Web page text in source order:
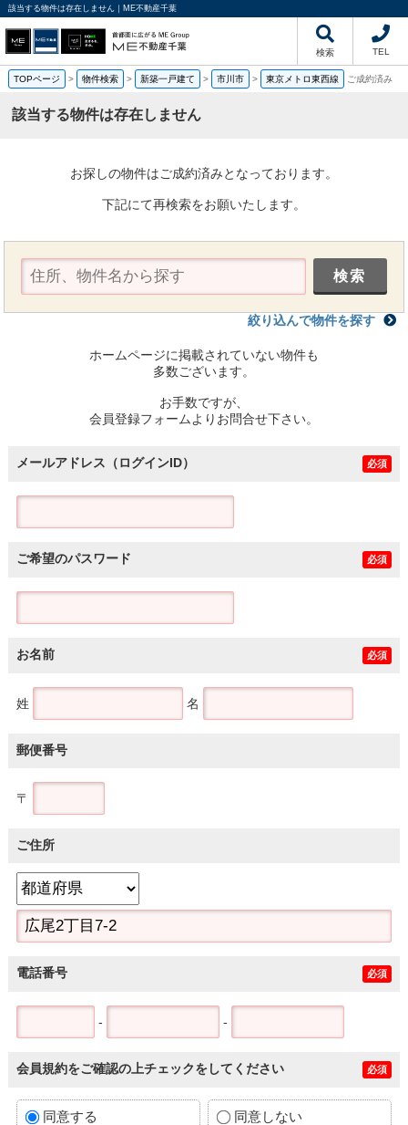
該当する物件は存在しません｜ME不動産千葉
検索 TEL
TOPページ > 物件検索 > 新築一戸建て > 市川市 > 東京メトロ東西線 ご成約済み
該当する物件は存在しません
お探しの物件はご成約済みとなっております。
下記にて再検索をお願いたします。
絞り込んで物件を探す
ホームページに掲載されていない物件も
多数ございます。
お手数ですが、
会員登録フォームよりお問合せ下さい。
メールアドレス（ログインID） 必須
ご希望のパスワード 必須
お名前 必須
姓 名
郵便番号
〒
ご住所
電話番号 必須
- -
会員規約をご確認の上チェックをしてください 必須
同意する 同意しない